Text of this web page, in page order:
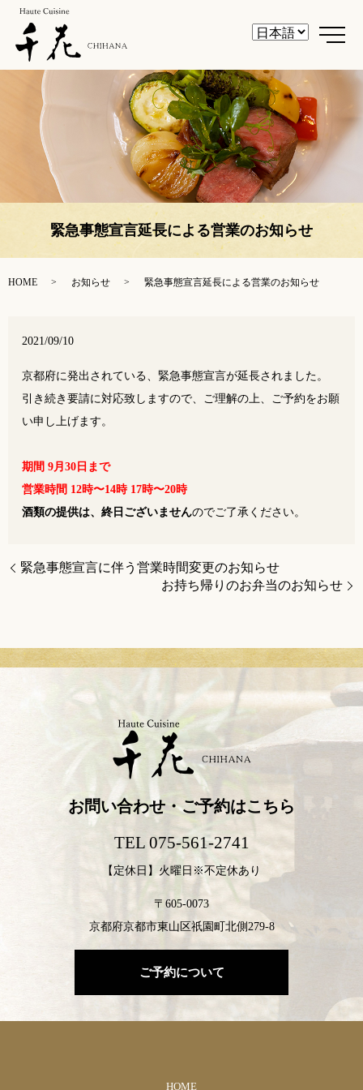
メ
緊急事態宣言延長による営業のお知らせ
HOME お知らせ 緊急事態宣言延長による営業のお知らせ
2021/09/10
京都府に発出されている、緊急事態宣言が延長されました。
引き続き要請に対応致しますので、ご理解の上、ご予約をお願
い申し上げます。
期間 9月30日まで
営業時間 12時〜14時 17時〜20時
酒類の提供は、終日ございませんのでご了承ください。
緊急事態宣言に伴う営業時間変更のお知らせ
お持ち帰りのお弁当のお知らせ
お問い合わせ・ご予約はこちら
TEL 075-561-2741
【定休日】火曜日※不定休あり
〒605-0073
京都府京都市東山区祇園町北側279-8
ご予約について
HOME